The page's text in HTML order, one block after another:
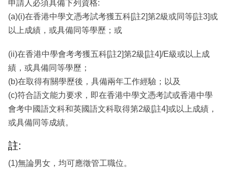
申請人必須具備下列資格:
(a)(i)在香港中學文憑考試考獲五科[註2]第2級或同等[註3]或
以上成績，或具備同等學歷；或
(ii)在香港中學會考考獲五科[註2]第2級[註4]/E級或以上成
績，或具備同等學歷；
(b)在取得有關學歷後，具備兩年工作經驗；以及
(c)符合語文能力要求，即在香港中學文憑考試或香港中學
會考中國語文科和英國語文科取得第2級[註4]或以上成績，
或具備同等成績。
註:
(1)無論男女，均可應徵管工職位。